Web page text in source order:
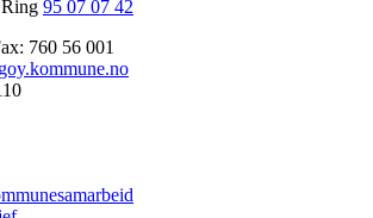
95 07 07 42
760 56 001